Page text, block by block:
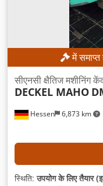
में समाप्त
Hessen 6,873 km
सीएनसी क्षैतिज मशीनिंग
DECKEL MAHO
स्थिति:उपयोग के लिए तैयार